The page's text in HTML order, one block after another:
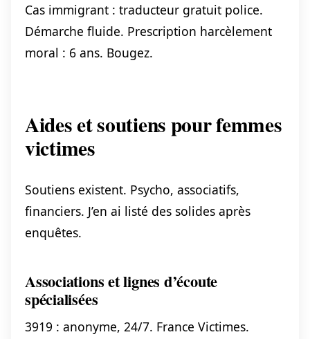
Cas immigrant : traducteur gratuit police.
Démarche fluide. Prescription harcèlement
moral : 6 ans. Bougez.
Aides et soutiens pour femmes
victimes
Soutiens existent. Psycho, associatifs,
financiers. J’en ai listé des solides après
enquêtes.
Associations et lignes d’écoute
spécialisées
3919 : anonyme, 24/7. France Victimes.